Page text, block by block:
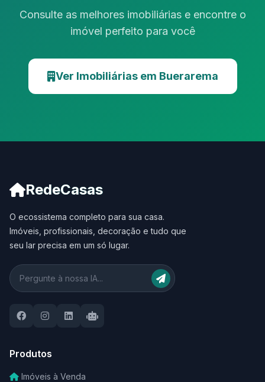
Consulte as melhores imobiliárias e encontre o
imóvel perfeito para você
Ver Imobiliárias em Buerarema
RedeCasas
O ecossistema completo para sua casa.
Imóveis, profissionais, decoração e tudo que
seu lar precisa em um só lugar.
Produtos
Imóveis à Venda